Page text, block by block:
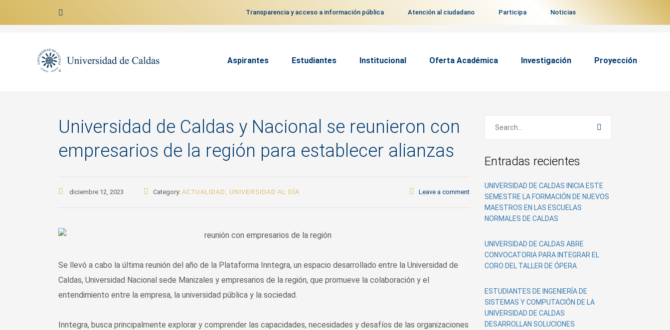
Transparencia y acceso a información pública Atención al ciudadano Participa Noticias
Aspirantes Estudiantes Institucional Oferta Académica Investigación Proyección
Universidad de Caldas y Nacional se reunieron con
empresarios de la región para establecer alianzas
diciembre 12, 2023 Category: ACTUALIDAD , UNIVERSIDAD AL DÍA Leave a comment
Se llevó a cabo la última reunión del año de la Plataforma Inntegra, un espacio desarrollado entre la Universidad de
Caldas, Universidad Nacional sede Manizales y empresarios de la región, que promueve la colaboración y el
entendimiento entre la empresa, la universidad pública y la sociedad.
Inntegra, busca principalmente explorar y comprender las capacidades, necesidades y desafíos de las organizaciones
Entradas recientes
UNIVERSIDAD DE CALDAS INICIA ESTE
SEMESTRE LA FORMACIÓN DE NUEVOS
MAESTROS EN LAS ESCUELAS
NORMALES DE CALDAS
UNIVERSIDAD DE CALDAS ABRE
CONVOCATORIA PARA INTEGRAR EL
CORO DEL TALLER DE ÓPERA
ESTUDIANTES DE INGENIERÍA DE
SISTEMAS Y COMPUTACIÓN DE LA
UNIVERSIDAD DE CALDAS
DESARROLLAN SOLUCIONES